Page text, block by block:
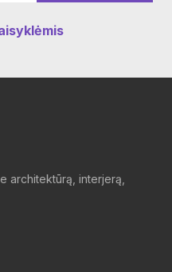
architektūrą, interjerą,